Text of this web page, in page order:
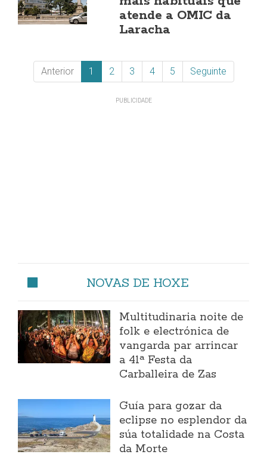
atende a OMIC da
Laracha
Anterior 1 2 3 4 5 Seguinte
NOVAS DE HOXE
Multitudinaria noite de
folk e electrónica de
vangarda par arrincar
a 41ª Festa da
Carballeira de Zas
Guía para gozar da
eclipse no esplendor da
súa totalidade na Costa
da Morte